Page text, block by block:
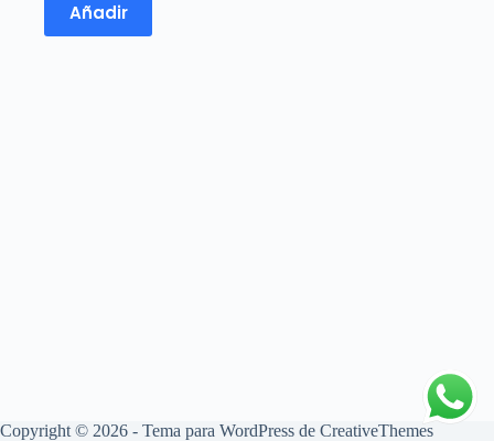
Añadir
Copyright © 2026 - Tema para WordPress de CreativeThemes